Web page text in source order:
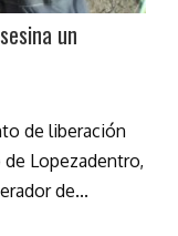
un
de liberación
de Lopezadentro,
de...